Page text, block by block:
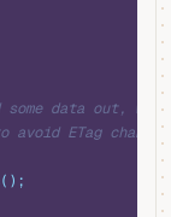
data out, we
avoid ETag
();